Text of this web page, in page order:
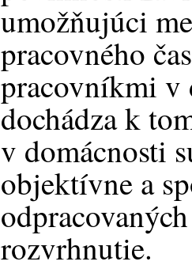
umožňujúci
pracovného
pracovníkmi v
dochádza k
v domácnosti
objektívne a
rozvrhnutie.